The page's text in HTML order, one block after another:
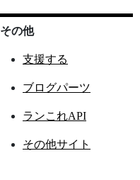
その他
支援する
ブログパーツ
ランこれAPI
その他サイト